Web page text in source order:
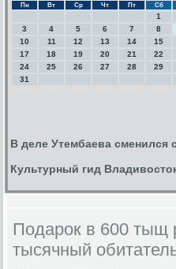
Пн Вт Ср Чт Пт Сб
1
3
4 5 6 7 8
10
11 12 13 14 15
17
18 19 20 21 22
24
25 26 27 28 29
31
В деле Утембаева сменился
Культурный гид
Подарок в 600 тыщ
тысячный